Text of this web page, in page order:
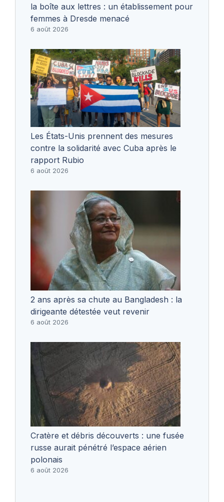
la boîte aux lettres : un établissement pour
femmes à Dresde menacé
6 août 2026
Les États-Unis prennent des mesures
contre la solidarité avec Cuba après le
rapport Rubio
6 août 2026
2 ans après sa chute au Bangladesh : la
dirigeante détestée veut revenir
6 août 2026
Cratère et débris découverts : une fusée
russe aurait pénétré l’espace aérien
polonais
6 août 2026